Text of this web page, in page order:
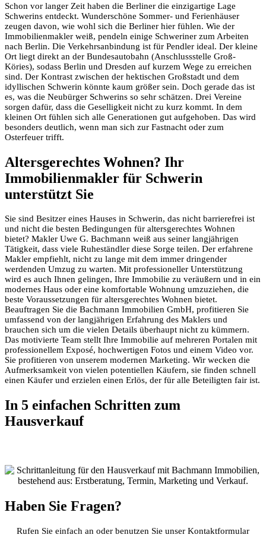
Schon vor langer Zeit haben die Berliner die einzigartige Lage
Schwerins entdeckt. Wunderschöne Sommer- und Ferienhäuser
zeugen davon, wie wohl sich die Berliner hier fühlen. Wie der
Immobilienmakler weiß, pendeln einige Schweriner zum Arbeiten
nach Berlin. Die Verkehrsanbindung ist für Pendler ideal. Der kleine
Ort liegt direkt an der Bundesautobahn (Anschlussstelle Groß-
Köries), sodass Berlin und Dresden auf kurzem Wege zu erreichen
sind. Der Kontrast zwischen der hektischen Großstadt und dem
idyllischen Schwerin könnte kaum größer sein. Doch gerade das ist
es, was die Neubürger Schwerins so sehr schätzen. Drei Vereine
sorgen dafür, dass die Geselligkeit nicht zu kurz kommt. In dem
kleinen Ort fühlen sich alle Generationen gut aufgehoben. Das wird
besonders deutlich, wenn man sich zur Fastnacht oder zum
Osterfeuer trifft.
Altersgerechtes Wohnen? Ihr
Immobilienmakler für Schwerin
unterstützt Sie
Sie sind Besitzer eines Hauses in Schwerin, das nicht barrierefrei ist
und nicht die besten Bedingungen für altersgerechtes Wohnen
bietet? Makler Uwe G. Bachmann weiß aus seiner langjährigen
Tätigkeit, dass viele Ruheständler diese Sorge teilen. Der erfahrene
Makler empfiehlt, nicht zu lange mit dem immer dringender
werdenden Umzug zu warten. Mit professioneller Unterstützung
wird es auch Ihnen gelingen, Ihre Immobilie zu veräußern und in ein
modernes Haus oder eine komfortable Wohnung umzuziehen, die
beste Voraussetzungen für altersgerechtes Wohnen bietet.
Beauftragen Sie die Bachmann Immobilien GmbH, profitieren Sie
umfassend von der langjährigen Erfahrung des Maklers und
brauchen sich um die vielen Details überhaupt nicht zu kümmern.
Das motivierte Team stellt Ihre Immobilie auf mehreren Portalen mit
professionellem Exposé, hochwertigen Fotos und einem Video vor.
Sie profitieren von unserem modernen Marketing. Wir wecken die
Aufmerksamkeit von vielen potentiellen Käufern, sie finden schnell
einen Käufer und erzielen einen Erlös, der für alle Beteiligten fair ist.
In 5 einfachen Schritten zum
Hausverkauf
Haben Sie Fragen?
Rufen Sie einfach an oder benutzen Sie unser Kontaktformular